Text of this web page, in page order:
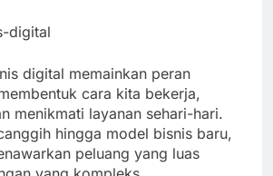
digital memainkan peran
cara kita bekerja,
menikmati layanan sehari-hari.
hingga model bisnis baru,
peluang yang luas